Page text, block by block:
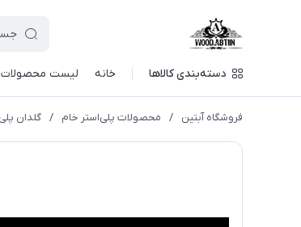
دسته‌بندی کالاها خانه لیست محصولات
فروشگاه آبتین / محصولات پلی‌استر خام / گلدان